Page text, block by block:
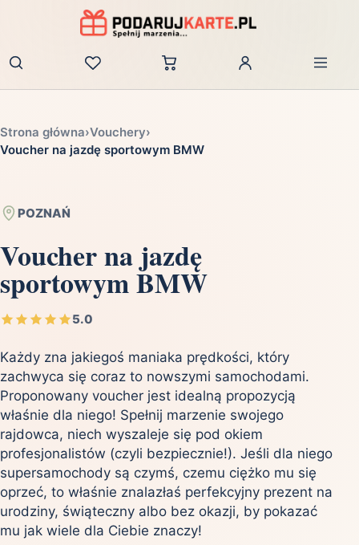
Zaloguj
Strona główna›Vouchery›
Voucher na jazdę sportowym BMW
POZNAŃ
Voucher na jazdę
sportowym BMW
5.0
Każdy zna jakiegoś maniaka prędkości, który
zachwyca się coraz to nowszymi samochodami.
Proponowany voucher jest idealną propozycją
właśnie dla niego! Spełnij marzenie swojego
rajdowca, niech wyszaleje się pod okiem
profesjonalistów (czyli bezpiecznie!). Jeśli dla niego
supersamochody są czymś, czemu ciężko mu się
oprzeć, to właśnie znalazłaś perfekcyjny prezent na
urodziny, świąteczny albo bez okazji, by pokazać
mu jak wiele dla Ciebie znaczy!